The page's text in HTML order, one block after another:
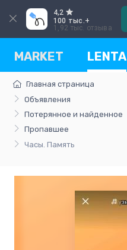
4,2
100 тыс.+
1,92 тыс. отзыва
MARKET LENTA
Главная страница
Объявления
Потерянное и найденное
Пропавшее
Часы. Память